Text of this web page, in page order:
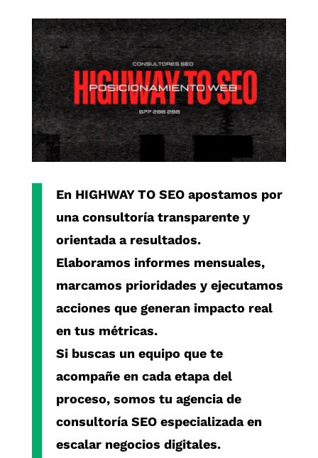
En HIGHWAY TO SEOapostamos por
una consultoría transparente y
orientada a resultados.
Elaboramos informes mensuales,
marcamos prioridades y ejecutamos
acciones que generan impacto real
en tus métricas.
Si buscas un equipo que te
acompañe en cada etapa del
proceso, somos tu agencia de
consultoría SEO especializadaen
escalar negocios digitales.